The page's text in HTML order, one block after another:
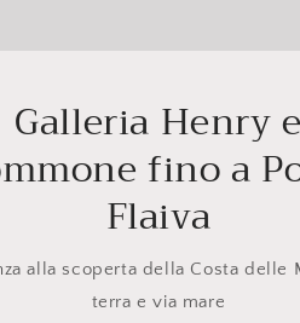
Henry e
fino a Porto
della Costa delle Miniere via
e via mare